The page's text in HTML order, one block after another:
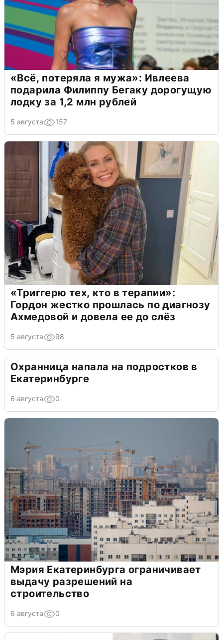
«Всё, потеряла я мужа»: Ивлеева
подарила Филиппу Бегаку дорогущую
лодку за 1,2 млн рублей
5 августа 157
«Триггерю тех, кто в терапии»:
Гордон жестко прошлась по диагнозу
Ахмедовой и довела ее до слёз
5 августа 98
Охранница напала на подростков в
Екатеринбурге
6 августа 0
Мэрия Екатеринбурга ограничивает
выдачу разрешений на
строительство
6 августа 0